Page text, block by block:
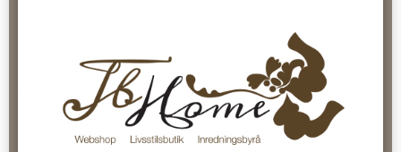
Faktura 0 kr. Hos oss betalar du enkelt och smidigt med KLARNA
CHECKOUT. Välj själv hur du vill betala mellan alla Klarnas
betalningstjänster. Och du kan även välja PAYSON betalningstjänst.
Nöjda kunder och strävar efter att ha snabba leveranser!
-ligt Tack för att just Du tittar in hos Jb Home!